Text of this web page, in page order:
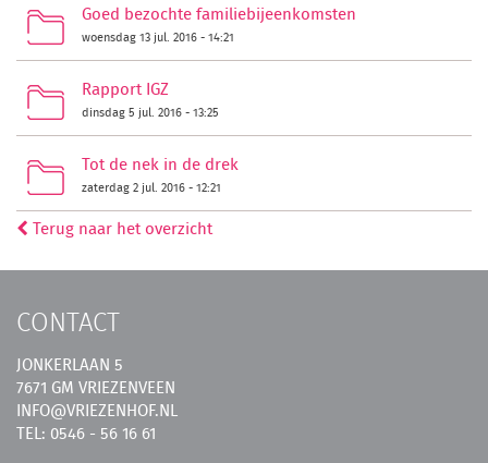
Goed bezochte familiebijeenkomsten
woensdag 13 jul. 2016 - 14:21
Rapport IGZ
dinsdag 5 jul. 2016 - 13:25
Tot de nek in de drek
zaterdag 2 jul. 2016 - 12:21
Terug naar het overzicht
CONTACT
JONKERLAAN 5
7671 GM VRIEZENVEEN
INFO@VRIEZENHOF.NL
TEL: 0546 - 56 16 61